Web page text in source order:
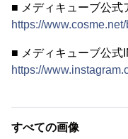
■ メディキューブ公式
https://
■ メディキューブ公式
https://
すべての画像